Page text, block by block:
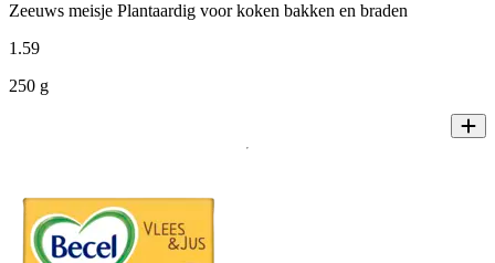
Zeeuws meisje Plantaardig voor koken bakken en braden
1 .59
250 g